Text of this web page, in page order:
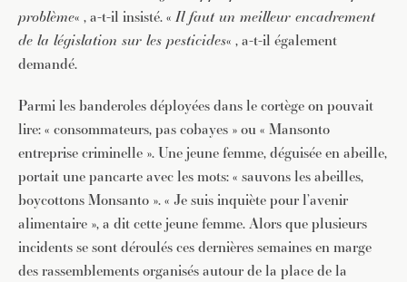
problème« , a-t-il insisté. «Il faut un meilleur encadrement
de la législation sur les pesticides« , a-t-il également
demandé.
Parmi les banderoles déployées dans le cortège on pouvait
lire: « consommateurs, pas cobayes » ou « Mansonto
entreprise criminelle ». Une jeune femme, déguisée en abeille,
portait une pancarte avec les mots: « sauvons les abeilles,
boycottons Monsanto ». « Je suis inquiète pour l’avenir
alimentaire », a dit cette jeune femme. Alors que plusieurs
incidents se sont déroulés ces dernières semaines en marge
des rassemblements organisés autour de la place de la